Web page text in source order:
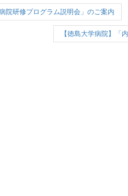
院研修プログラム説明会」のご案内
【徳島大学病院】「